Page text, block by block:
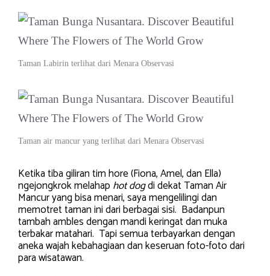
Taman Labirin terlihat dari Menara Observasi
Taman air mancur yang terlihat dari Menara Observasi
Ketika tiba giliran tim hore (Fiona, Amel, dan Ella)
ngejongkrok melahap hot dogdi dekat Taman Air
Mancur yang bisa menari, saya mengelilingi dan
memotret taman ini dari berbagai sisi. Badanpun
tambah ambles dengan mandi keringat dan muka
terbakar matahari. Tapi semua terbayarkan dengan
aneka wajah kebahagiaan dan keseruan foto-foto dari
para wisatawan.